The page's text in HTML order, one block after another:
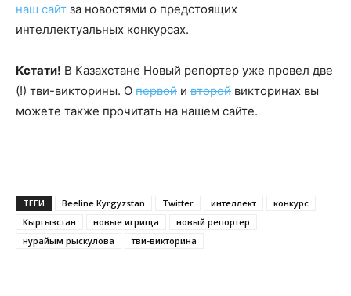
наш сайт за новостями о предстоящих
интеллектуальных конкурсах.
Кстати! В Казахстане Новый репортер уже провел две
(!) тви-викторины. О первой и второй викторинах вы
можете также прочитать на нашем сайте.
ТЕГИ Beeline Kyrgyzstan Twitter интеллект
конкурс
Кыргызстан
новые игрища
новый репортер
нурайым рыскулова
тви-викторина